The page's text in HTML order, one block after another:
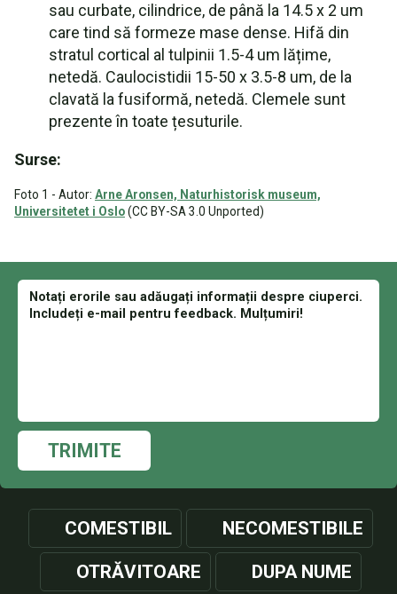
sau curbate, cilindrice, de până la 14.5 x 2 um
care tind să formeze mase dense. Hifă din
stratul cortical al tulpinii 1.5-4 um lățime,
netedă. Caulocistidii 15-50 x 3.5-8 um, de la
clavată la fusiformă, netedă. Clemele sunt
prezente în toate țesuturile.
Surse:
Foto 1 - Autor: Arne Aronsen, Naturhistorisk museum,
Universitetet i Oslo(CC BY-SA 3.0 Unported)
TRIMITE
COMESTIBIL NECOMESTIBILE
OTRĂVITOARE DUPA NUME